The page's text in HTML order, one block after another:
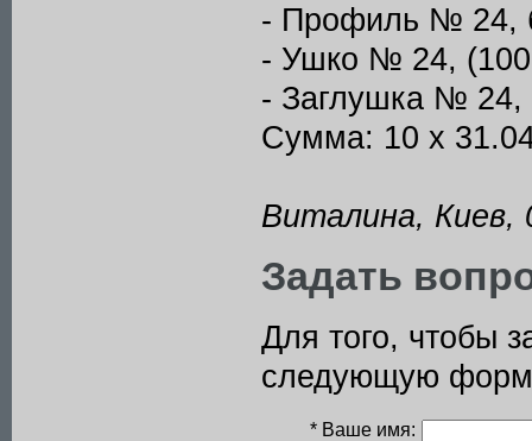
- Профиль № 24,
- Ушко № 24, (100
- Заглушка № 24,
Сумма: 10 x
Виталина, Киев,
Задать
Для того, чтобы
следующую
* Ваше имя: